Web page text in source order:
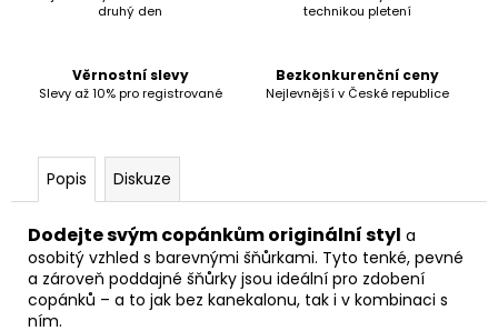
druhý den
technikou pletení
Věrnostní slevy
Slevy až 10% pro registrované
Bezkonkurenční ceny
Nejlevnější v České republice
Popis Diskuze
Dodejte svým copánkům originální styl a
osobitý vzhled s barevnými šňůrkami. Tyto tenké, pevné
a zároveň poddajné šňůrky jsou ideální pro zdobení
copánků – a to jak bez kanekalonu, tak i v kombinaci s
ním.